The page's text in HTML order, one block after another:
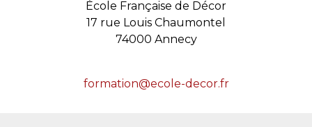
École Française de Décor
17 rue Louis Chaumontel
74000 Annecy
formation@ecole-decor.fr